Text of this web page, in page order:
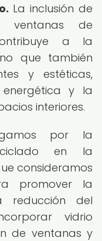
La inclusión de
ventanas de
a la
que también
y estéticas,
y la
interiores.
por la
en la
consideramos
promover la
reducción del
vidrio
de ventanas y